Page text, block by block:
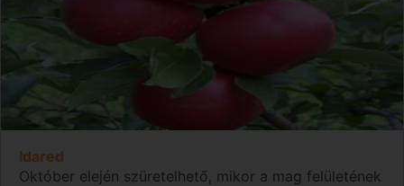
Idared
Október elején szüretelhető, mikor a mag felületének